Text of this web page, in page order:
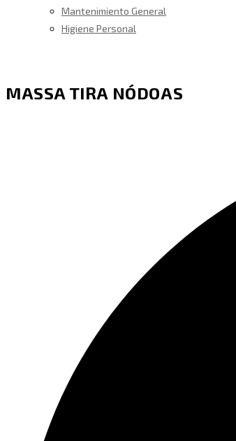
Mantenimiento General
Higiene Personal
MASSA TIRA NÓDOAS